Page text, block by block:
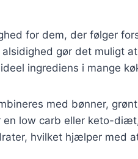
for dem, der følger
gør det muligt
ingrediens i mange
med bønner,
low carb eller keto-
hvilket hjælper med